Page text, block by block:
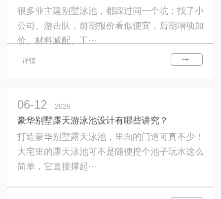
很多业主建别墅泳池，都踩过同一个坑：找了小
公司、游击队，前期报价看似便宜，后期增项加
价、材料减配、工···
详情
06-12 2026
豪华别墅露天游泳池设计有哪些讲究？
打造豪华别墅露天泳池，里面的门道可真不少！
大宅里的露天泳池可不是随便挖个池子玩水这么
简单，它直接撑起···